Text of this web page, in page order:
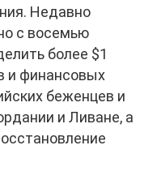
Недавно
с восемью
более $1
и финансовых
беженцев и
и Ливане, а